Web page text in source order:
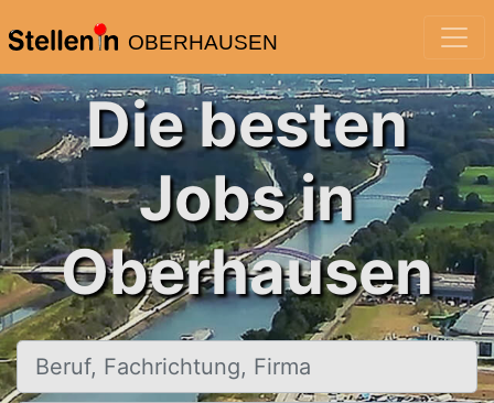
OBERHAUSEN
Die besten
Jobs in
Oberhausen
Beruf, Fachrichtung, Firma